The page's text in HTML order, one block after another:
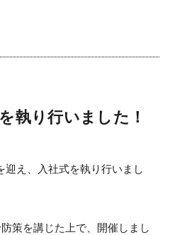
執り行いました！
迎え、入社式を執り行いまし
策を講じた上で、開催しまし